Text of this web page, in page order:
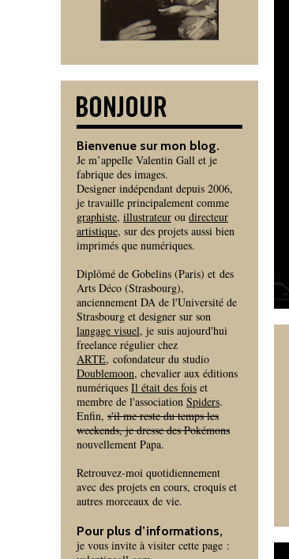
Bienvenue sur mon blog.
Je m’appelle Valentin Gall et je
fabrique des images.
Designer indépendant depuis 2006,
je travaille principalement comme
graphiste, illustrateur ou directeur
artistique, sur des projets aussi bien
imprimés que numériques.
Diplômé de Gobelins (Paris) et des
Arts Déco (Strasbourg),
anciennement DA de l'Université de
Strasbourg et designer sur son
langage visuel, je suis aujourd'hui
freelance régulier chez
ARTE, cofondateur du studio
Doublemoon, chevalier aux éditions
numériques Il était des fois et
membre de l'association Spiders.
Enfin, s'il me reste du temps les
weekends, je dresse des Pokémons
nouvellement Papa.
Retrouvez-moi quotidiennement
avec des projets en cours, croquis et
autres morceaux de vie.
Pour plus d’informations,
je vous invite à visiter cette page :